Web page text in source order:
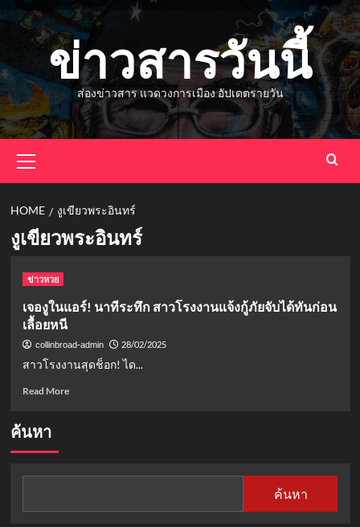
Skip
ข่าวสารวันนี้
ส่องข่าวสาร แวดวงการเมือง อัปเดตรายวัน
Menu
HOME งูเขียวพระอินทร์
งูเขียวพระอินทร์
ข่าวหวย
เจองูในแอร์! นาทีระทึก สาวโรงงานแจ้งกู้ภัยจับได้ทันก่อน
เลื้อยหนี
collinbroad-admin 28/02/2025
สาวโรงงานสุดช็อก! ได...
Read MoreRead
แอร์!
ระทึก
ค้นหา
ค้นหา